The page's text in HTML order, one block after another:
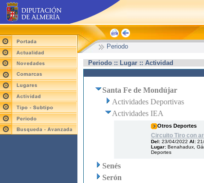
Periodo
Periodo :: Lugar :: Actividad
Santa Fe de Mondújar
Actividades Deportivas
Actividades IEA
Otros Deportes
Circuito Tiro con
Del: 23/04/2022 Al:
Lugar: Benahadux,
Deportes
Senés
Serón